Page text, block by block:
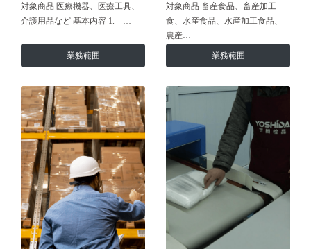
対象商品 医療機器、医療工具、
介護用品など 基本内容 1. …
業務範囲
対象商品 畜産食品、畜産加工
食、水産食品、水産加工食品、
農産…
業務範囲